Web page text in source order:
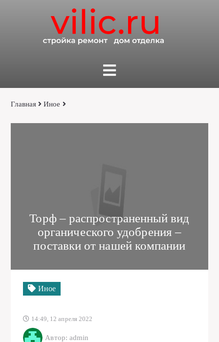
Главная Иное
Торф – распространенный вид
органического удобрения –
поставки от нашей компании
Иное
14:49, 12 апреля 2022
Автор: admin